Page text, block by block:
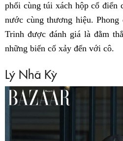
phối cùng túi xách hộp cổ điển
nước cùng thương hiệu.
Trinh được đánh giá là đằm
những biến cố xảy đến với cô.
Lý Nhã Kỳ